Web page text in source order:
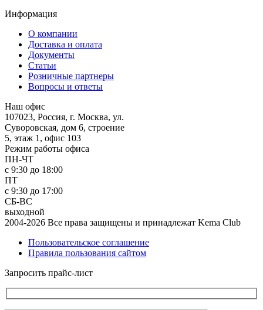
Информация
О компании
Доставка и оплата
Документы
Статьи
Розничные партнеры
Вопросы и ответы
Наш офис
107023, Россия, г. Москва, ул.
Суворовская, дом 6, строение
5, этаж 1, офис 103
Режим работы офиса
ПН-ЧТ
с 9:30 до 18:00
ПТ
с 9:30 до 17:00
СБ-ВС
выходной
2004-2026 Все права защищены и принадлежат Kema Club
Пользовательское соглашение
Правила пользования сайтом
Запросить прайс-лист